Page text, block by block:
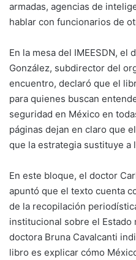
armadas, agencias de
hablar con funcionarios de
En la mesa del IMEESDN, el
González, subdirector del
encuentro, declaró que el
para quienes buscan
seguridad en México en
páginas dejan en claro que
que la estrategia sustituye a
En este bloque, el doctor
apuntó que el texto cuenta
de la recopilación
institucional sobre el Estado
doctora Bruna Cavalcanti
libro es explicar cómo